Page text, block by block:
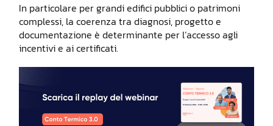
In particolare per grandi edifici pubblici o patrimoni
complessi, la coerenza tra diagnosi, progetto e
documentazione è determinante per l’accesso agli
incentivi e ai certificati.